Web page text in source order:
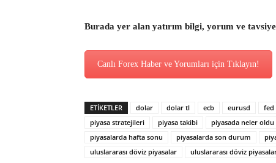
Burada yer alan yatırım bilgi, yorum ve
Canlı Forex Haber ve Yorumları için Tıklayın!
ETİKETLER dolar dolar tl ecb eurusd fed
piyasa stratejileri
piyasa takibi piyasada neler oldu
piyasalarda hafta sonu
piyasalarda son durum
uluslararası döviz piyasalar
uluslararası döviz